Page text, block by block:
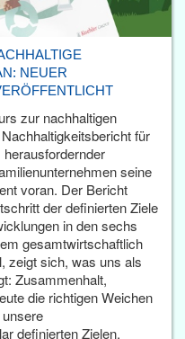
NEUER
zur nachhaltigen
für
seine
voran. Der Bericht
der definierten Ziele
in den sechs
gesamtwirtschaftlich
zeigt sich, was uns als
Zusammenhalt,
die richtigen Weichen
definierten Zielen,